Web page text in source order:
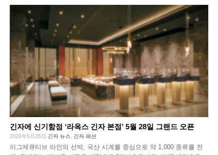
긴자에 신기함점 ‘라옥스 긴자 본점’ 5월 28일 그랜드 오픈
2026年5月25日 긴자 뉴스 긴자 패션
이그제큐티브 라인의 선박, 국산 시계를 중심으로 약 1,000 종류를 전